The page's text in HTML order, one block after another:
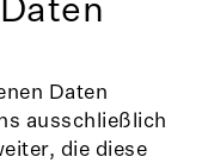
Daten
ausschließlich
die diese